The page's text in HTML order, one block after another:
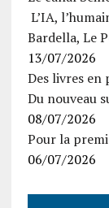
L’IA,
Bardella, Le
13/07/2026
Des livres en
Du nouveau
08/07/2026
Pour la
06/07/2026